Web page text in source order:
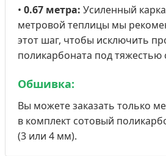
• 0.67 метра: Усиленный
метровой теплицы мы
этот шаг, чтобы исключить
поликарбоната под тяжестью
Обшивка:
Вы можете заказать только
в комплект сотовый
(3 или 4 мм).